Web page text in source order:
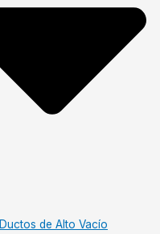
Ductos de Alto Vacío